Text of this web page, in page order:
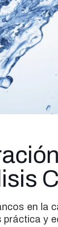
en la
y